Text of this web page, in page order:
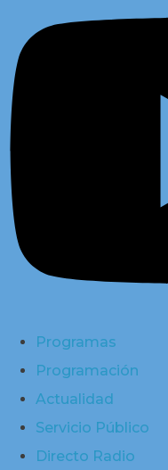
Programas
Programación
Actualidad
Servicio Público
Directo Radio